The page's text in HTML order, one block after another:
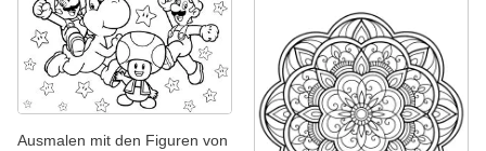
Ausmalen mit den Figuren von